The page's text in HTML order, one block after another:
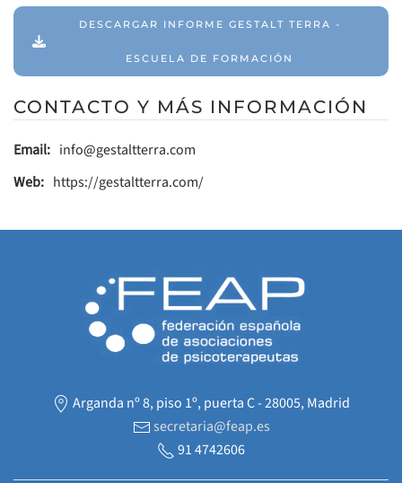
DESCARGAR INFORME GESTALT TERRA -
ESCUELA DE FORMACIÓN
CONTACTO Y MÁS INFORMACIÓN
Email: info@gestaltterra.com
Web: https://gestaltterra.com/
Arganda nº 8, piso 1º, puerta C - 28005, Madrid
secretaria@feap.es
91 4742606